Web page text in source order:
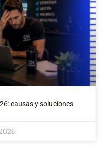
causas y soluciones